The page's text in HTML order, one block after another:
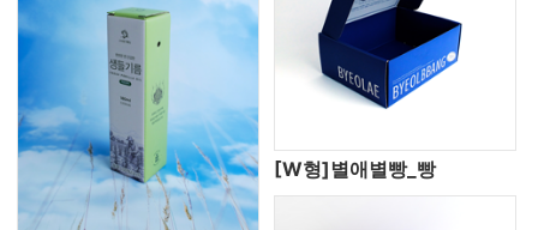
[W형]별애별빵_빵